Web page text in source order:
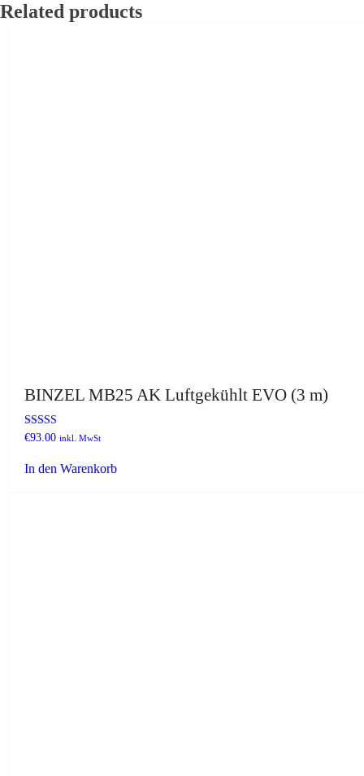
Related products
BINZEL MB25 AK Luftgekühlt EVO (3 m)
Bewertet mit
€93.00 inkl. MwSt
In den Warenkorb